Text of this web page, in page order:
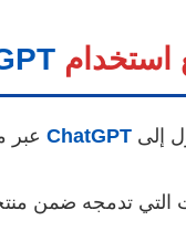
إلى ChatGPT عبر
التي تدمجه ضمن